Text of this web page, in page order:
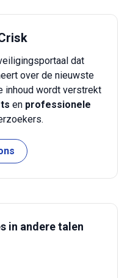
dat
over de nieuwste
inhoud wordt verstrekt
en professionele
in andere talen